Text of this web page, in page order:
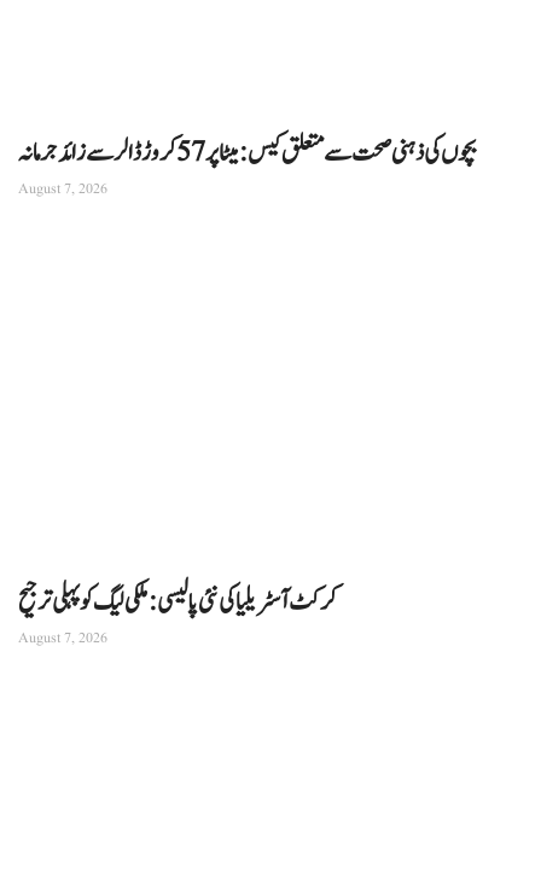
بچوں کی ذہنی صحت سے متعلق کیس: میٹا پر 57 کروڑ ڈالر سے زائد جرمانہ
August 7, 2026
کرکٹ آسٹریلیا کی نئی پالیسی: ملکی لیگ کو پہلی ترجیح
August 7, 2026